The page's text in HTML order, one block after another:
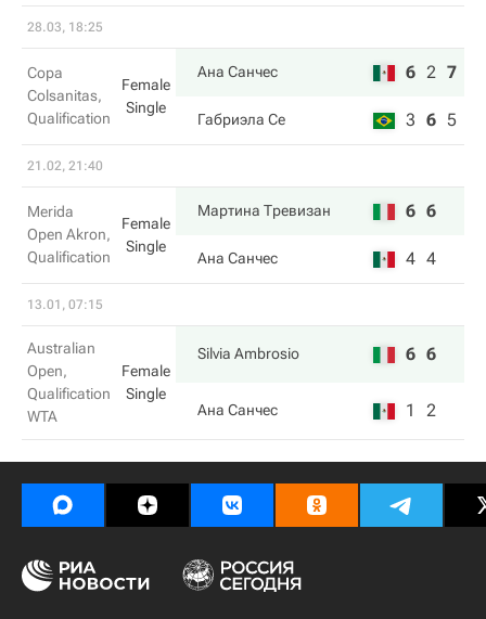
28.03, 18:25
Copa
Colsanitas,
Qualification
Female
Single
Ана Санчес 6 2 7
Габриэла Се 3 6 5
21.02, 21:40
Merida
Open Akron,
Qualification
Female
Single
Мартина Тревизан 6 6
Ана Санчес 4 4
13.01, 07:15
Australian
Open,
Qualification
WTA
Female
Single
Silvia Ambrosio 6 6
Ана Санчес 1 2